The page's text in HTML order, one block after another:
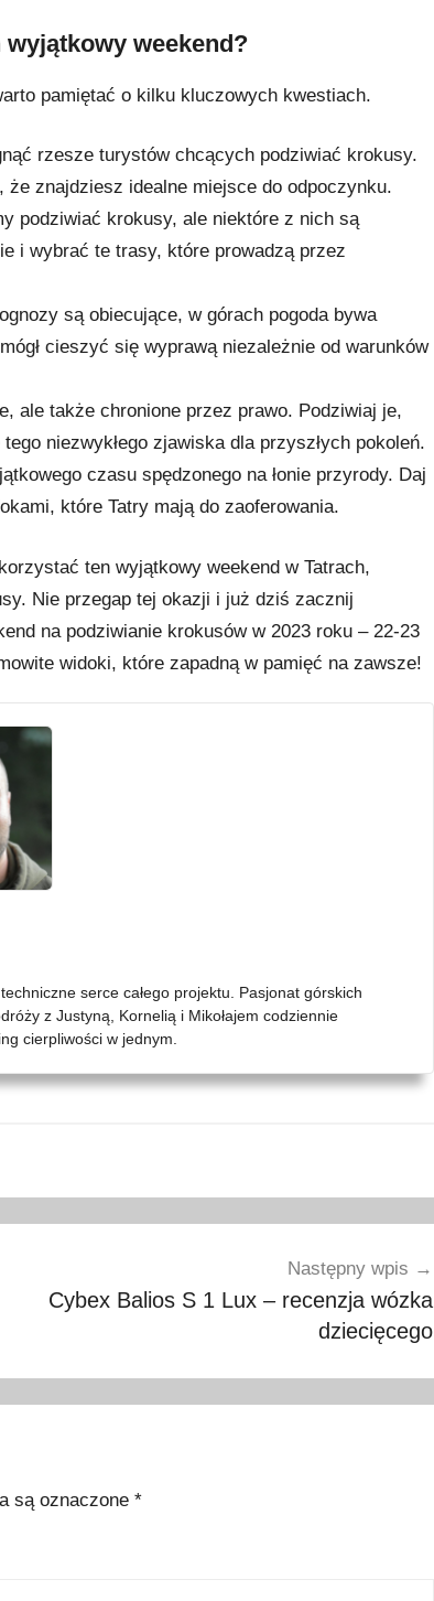
weekend?
pamiętać o kilku kluczowych kwestiach.
rzesze turystów chcących podziwiać krokusy.
znajdziesz idealne miejsce do odpoczynku.
podziwiać krokusy, ale niektóre z nich są
i wybrać te trasy, które prowadzą przez
są obiecujące, w górach pogoda bywa
cieszyć się wyprawą niezależnie od warunków
ale także chronione przez prawo. Podziwiaj je,
niezwykłego zjawiska dla przyszłych pokoleń.
czasu spędzonego na łonie przyrody. Daj
które Tatry mają do zaoferowania.
ten wyjątkowy weekend w Tatrach,
Nie przegap tej okazji i już dziś zacznij
na podziwianie krokusów w 2023 roku – 22-23
widoki, które zapadną w pamięć na zawsze!
serce całego projektu. Pasjonat górskich
z Justyną, Kornelią i Mikołajem codziennie
cierpliwości w jednym.
Następny wpis
Cybex Balios S 1 Lux – recenzja wózka
dziecięcego
są oznaczone *